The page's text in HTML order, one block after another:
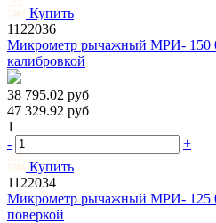
Купить
1122036
Микрометр рычажный МРИ- 150
калибровкой
38 795.02 руб
47 329.92 руб
1
-
+
Купить
1122034
Микрометр рычажный МРИ- 125
поверкой